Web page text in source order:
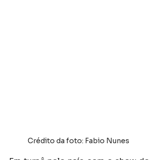
Crédito da foto: Fabio Nunes